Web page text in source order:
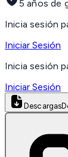
5 años de
Inicia sesión
Iniciar Sesión
Inicia sesión
Iniciar Sesión
Descargas